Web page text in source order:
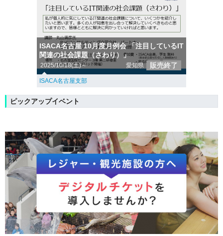
ISACA名古屋 10月度月例会 「注目しているIT
関連の社会課題（さわり）」
2025/10/18(土)～ 愛知県 販売終了
ISACA名古屋支部
ピックアップイベント